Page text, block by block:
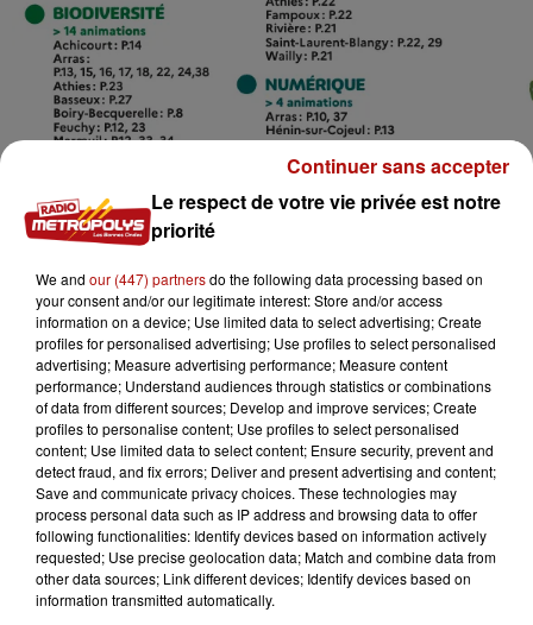
Des événements habituels seront de retour, comme la Nuit
de la Chouette, et d'autres plus insolites, comme la visite
d'un parc éolien.
Tout est gratuit et accessible dès 6 ans, mais sur
inscriptions. Elles ouvrent 3 mois avant la date de chaque
Le respect de votre vie privée est notre
priorité
We and our (447) partnersdo the following data processing based on
your consent and/or our legitimate interest: Store and/or access
information on a device; Use limited data to select advertising; Create
profiles for personalised advertising; Use profiles to select personalised
advertising; Measure advertising performance; Measure content
performance; Understand audiences through statistics or combinations
of data from different sources; Develop and improve services; Create
profiles to personalise content; Use profiles to select personalised
content; Use limited data to select content; Ensure security, prevent and
detect fraud, and fix errors; Deliver and present advertising and content;
Save and communicate privacy choices. These technologies may
process personal data such as IP address and browsing data to offer
following functionalities: Identify devices based on information actively
requested; Use precise geolocation data; Match and combine data from
other data sources; Link different devices; Identify devices based on
information transmitted automatically.
Continuer sans accepter